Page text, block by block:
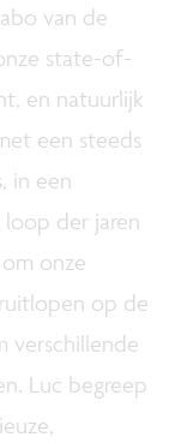
van de
state-of-
en natuurlijk
een steeds
in een
der jaren
onze
op de
verschillende
Luc begreep